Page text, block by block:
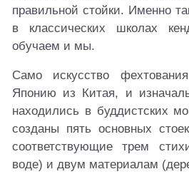
правильной стойки. Именно
в классических школах
обучаем и мы.
Само искусство
Японию из Китая, и
находились в буддистских
созданы пять основных
соответствующие трем
воде) и двум материалам